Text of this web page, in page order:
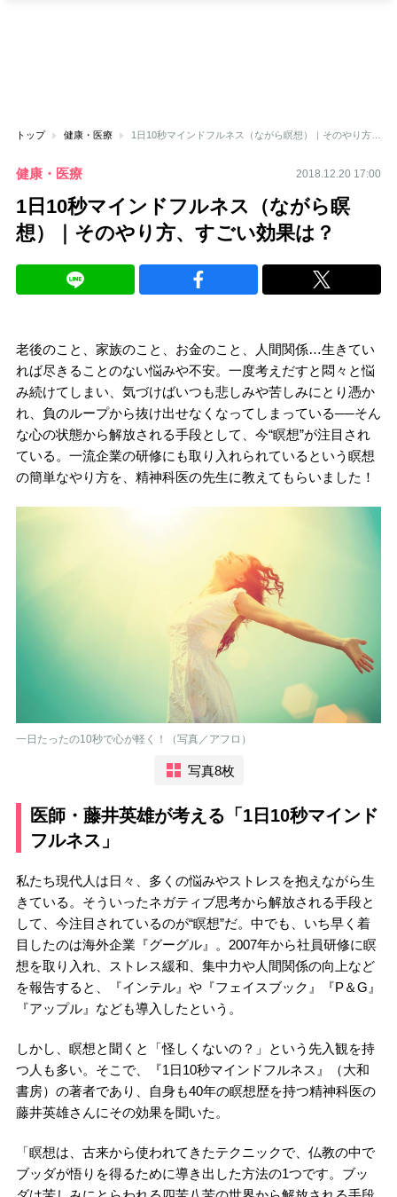
トップ 健康・医療 1日10秒マインドフルネス（ながら瞑想）｜そのやり方、すごい効果は？
健康・医療 2018.12.20 17:00
1日10秒マインドフルネス（ながら瞑
想）｜そのやり方、すごい効果は？
老後のこと、家族のこと、お金のこと、人間関係…生きてい
れば尽きることのない悩みや不安。一度考えだすと悶々と悩
み続けてしまい、気づけばいつも悲しみや苦しみにとり憑か
れ、負のループから抜け出せなくなってしまっている──そん
な心の状態から解放される手段として、今“瞑想”が注目され
ている。一流企業の研修にも取り入れられているという瞑想
の簡単なやり方を、精神科医の先生に教えてもらいました！
一日たったの10秒で心が軽く！（写真／アフロ）
写真8枚
医師・藤井英雄が考える「1日10秒マインド
フルネス」
私たち現代人は日々、多くの悩みやストレスを抱えながら生
きている。そういったネガティブ思考から解放される手段と
して、今注目されているのが“瞑想”だ。中でも、いち早く着
目したのは海外企業『グーグル』。2007年から社員研修に瞑
想を取り入れ、ストレス緩和、集中力や人間関係の向上など
を報告すると、『インテル』や『フェイスブック』『P＆G』
『アップル』なども導入したという。
しかし、瞑想と聞くと「怪しくないの？」という先入観を持
つ人も多い。そこで、『1日10秒マインドフルネス』（大和
書房）の著者であり、自身も40年の瞑想歴を持つ精神科医の
藤井英雄さんにその効果を聞いた。
「瞑想は、古来から使われてきたテクニックで、仏教の中で
ブッダが悟りを得るために導き出した方法の1つです。ブッ